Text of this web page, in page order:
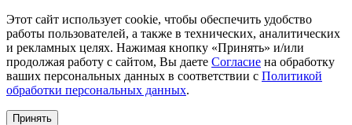
Этот сайт использует cookie, чтобы обеспечить удобство
работы пользователей, а также в технических, аналитических
и рекламных целях. Нажимая кнопку «Принять» и/или
продолжая работу с сайтом, Вы даете Согласие на обработку
ваших персональных данных в соответствии с Политикой
обработки персональных данных.
Принять